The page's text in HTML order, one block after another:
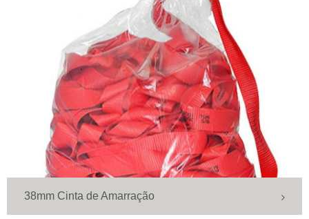
38mm Cinta de Amarração